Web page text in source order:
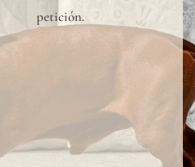
petición.